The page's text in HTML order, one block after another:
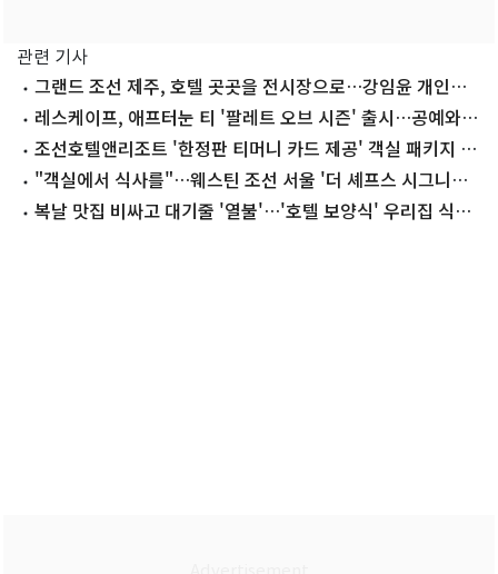
관련 기사
그랜드 조선 제주, 호텔 곳곳을 전시장으로…강임윤 개인전
개최레스케이프, 애프터눈 티 '팔레트 오브 시즌' 출시…공예와
미식 결합
조선호텔앤리조트 '한정판 티머니 카드 제공' 객실 패키지 출
시 "객실에서 식사를"…웨스틴 조선 서울 '더 셰프스 시그니처'
패키지 출시
복날 맛집 비싸고 대기줄 '열불'…'호텔 보양식' 우리집 식탁